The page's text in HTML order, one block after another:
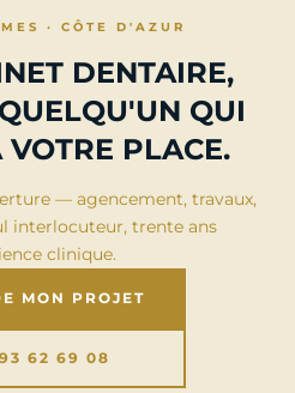
· CÔTE D'AZUR
DENTAIRE,
QUI
VOTRE PLACE.
— agencement, travaux,
interlocuteur, trente ans
clinique.
MON PROJET
62 69 08